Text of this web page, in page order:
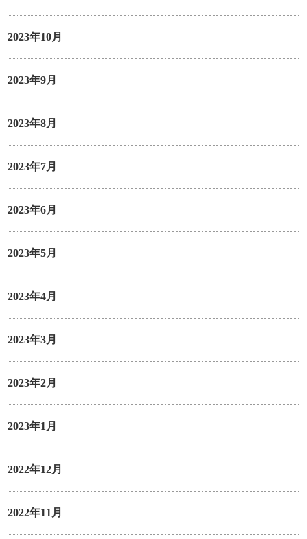
2023年10月
2023年9月
2023年8月
2023年7月
2023年6月
2023年5月
2023年4月
2023年3月
2023年2月
2023年1月
2022年12月
2022年11月